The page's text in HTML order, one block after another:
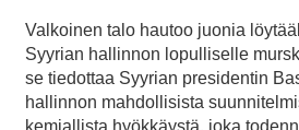
Valkoinen talo hautoo juonia
Syyrian hallinnon lopulliselle
se tiedottaa Syyrian presidentin
hallinnon mahdollisista
kemiallista hyökkäystä, joka